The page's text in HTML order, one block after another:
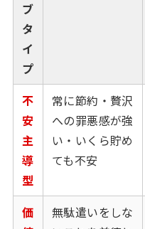
ブ
タ
イ
プ
不
安
主
導
型
常に節約・贅沢
への罪悪感が強
い・いくら貯め
ても不安
価
無駄遣いをしな